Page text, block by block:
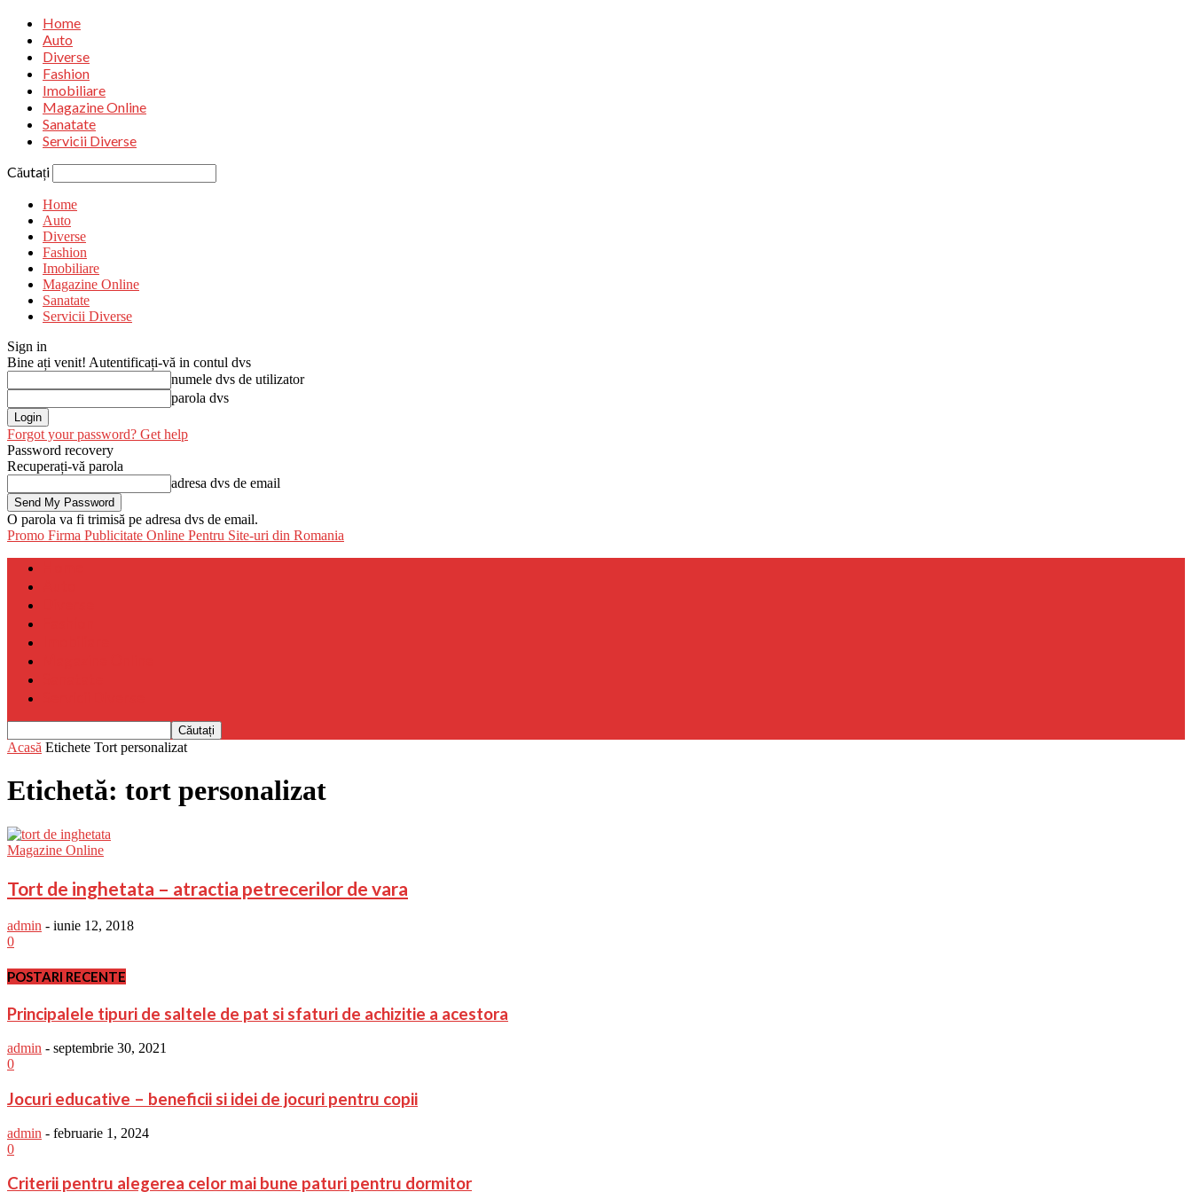
Home
Auto
Diverse
Fashion
Imobiliare
Magazine Online
Sanatate
Servicii Diverse
Căutați
Home
Auto
Diverse
Fashion
Imobiliare
Magazine Online
Sanatate
Servicii Diverse
Sign in
Bine ați venit! Autentificați-vă in contul dvs
numele dvs de utilizator
parola dvs
Forgot your password? Get help
Password recovery
Recuperați-vă parola
adresa dvs de email
O parola va fi trimisă pe adresa dvs de email.
Promo Firma Publicitate Online Pentru Site-uri din Romania
Acasă Etichete Tort personalizat
Etichetă: tort personalizat
Magazine Online
Tort de inghetata – atractia petrecerilor de vara
admin - iunie 12, 2018
0
POSTARI RECENTE
Principalele tipuri de saltele de pat si sfaturi de achizitie a acestora
admin - septembrie 30, 2021
0
Jocuri educative – beneficii si idei de jocuri pentru copii
admin - februarie 1, 2024
0
Criterii pentru alegerea celor mai bune paturi pentru dormitor